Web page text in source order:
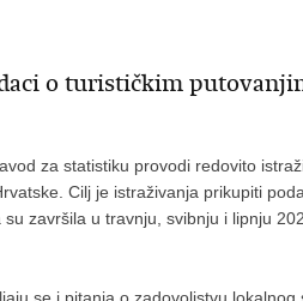
o turističkim
za statistiku provodi redovito
Cilj je istraživanja prikupiti
završila u travnju, svibnju i lipnju